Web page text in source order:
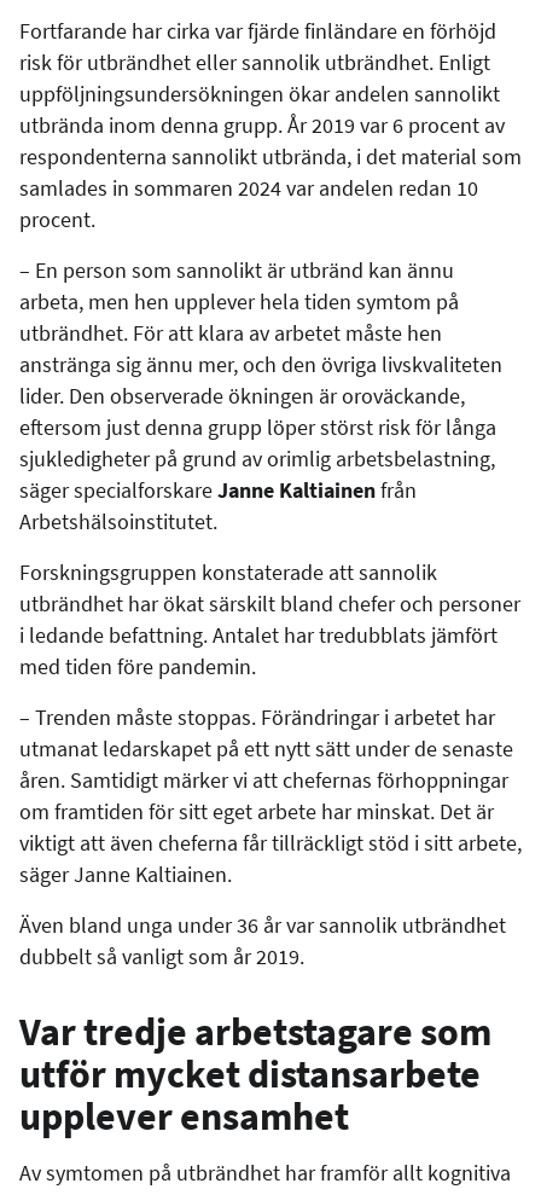
Fortfarande har cirka var fjärde finländare en förhöjd
risk för utbrändhet eller sannolik utbrändhet. Enligt
uppföljningsundersökningen ökar andelen sannolikt
utbrända inom denna grupp. År 2019 var 6 procent av
respondenterna sannolikt utbrända, i det material som
samlades in sommaren 2024 var andelen redan 10
procent.
– En person som sannolikt är utbränd kan ännu
arbeta, men hen upplever hela tiden symtom på
utbrändhet. För att klara av arbetet måste hen
anstränga sig ännu mer, och den övriga livskvaliteten
lider. Den observerade ökningen är oroväckande,
eftersom just denna grupp löper störst risk för långa
sjukledigheter på grund av orimlig arbetsbelastning,
säger specialforskareJanne Kaltiainenfrån
Arbetshälsoinstitutet.
Forskningsgruppen konstaterade att sannolik
utbrändhet har ökat särskilt bland chefer och personer
i ledande befattning. Antalet har tredubblats jämfört
med tiden före pandemin.
– Trenden måste stoppas. Förändringar i arbetet har
utmanat ledarskapet på ett nytt sätt under de senaste
åren. Samtidigt märker vi att chefernas förhoppningar
om framtiden för sitt eget arbete har minskat. Det är
viktigt att även cheferna får tillräckligt stöd i sitt arbete,
säger Janne Kaltiainen.
Även bland unga under 36 år var sannolik utbrändhet
dubbelt så vanligt som år 2019.
Var tredje arbetstagare som
utför mycket distansarbete
upplever ensamhet
Av symtomen på utbrändhet har framför allt kognitiva